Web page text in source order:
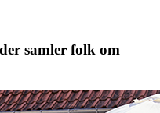
samler folk om